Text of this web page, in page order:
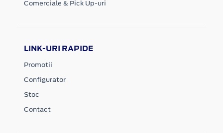
Comerciale & Pick Up-uri
LINK-URI RAPIDE
Promotii
Configurator
Stoc
Contact